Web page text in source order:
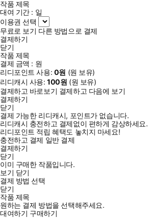
작품 제목
대여 기간 : 일
이용권 선택
무료로 보기 다른 방법으로 결제
결제하기
닫기
작품 제목
결제 금액 : 원
리디포인트 사용: 0원 (원 보유)
리디캐시 사용:100원 (원 보유)
결제하고 바로보기 결제하고 다음에 보기
결제하기
닫기
결제 가능한 리디캐시, 포인트가 없습니다.
리디캐시 충전하고 결제없이 편하게 감상하세요.
리디포인트 적립 혜택도 놓치지 마세요!
충전하고 결제 일반 결제
결제하기
닫기
이미 구매한 작품입니다.
보기 닫기
결제 방법 선택
닫기
작품 제목
원하는 결제 방법을 선택해주세요.
대여하기 구매하기